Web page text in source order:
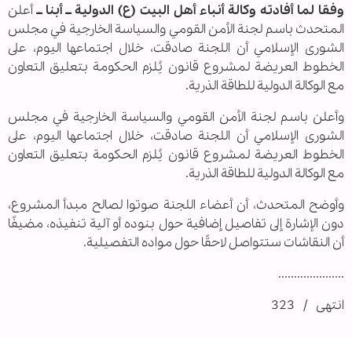
وفقا لما أفادته وكالة أنباء أهل البيت (ع) الدولية ــ أبنا ــأعلن
المتحدث باسم لجنة الأمن القومي والسياسة الخارجية في مجلس
الشورى الإسلامي أن اللجنة صادقت، خلال اجتماعها اليوم، على
الخطوط العريضة لمشروع قانون يُلزم الحكومة بتعليق التعاون
مع الوكالة الدولية للطاقة الذرية.
وأعلن باسم لجنة الأمن القومي والسياسة الخارجية في مجلس
الشورى الإسلامي أن اللجنة صادقت، خلال اجتماعها اليوم، على
الخطوط العريضة لمشروع قانون يُلزم الحكومة بتعليق التعاون
مع الوكالة الدولية للطاقة الذرية.
وأوضح المتحدث، أن أعضاء اللجنة صوتوا لصالح مبدأ المشروع،
دون الإشارة إلى تفاصيل إضافية حول بنوده أو آلية تنفيذه، مضيفًا
أن النقاشات ستتواصل لاحقًا حول مواده التفصيلية.
.....................
انتهى / 323